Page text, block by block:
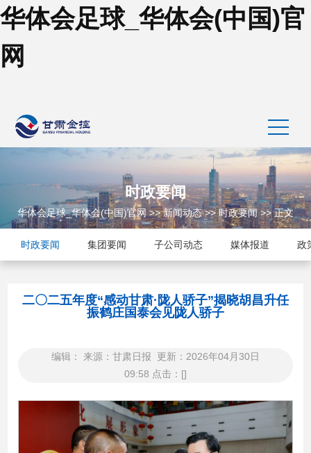
华体会足球_华体会(中国)官
网
时政要闻
华体会足球_华体会(中国)官网>>新闻动态>>时政要闻>> 正文
时政要闻 集团要闻 子公司动态 媒体报道 政
二〇二五年度“感动甘肃·陇人骄子”揭晓胡昌升任
振鹤庄国泰会见陇人骄子
编辑： 来源：甘肃日报 更新：2026年04月30日
09:58 点击：[]